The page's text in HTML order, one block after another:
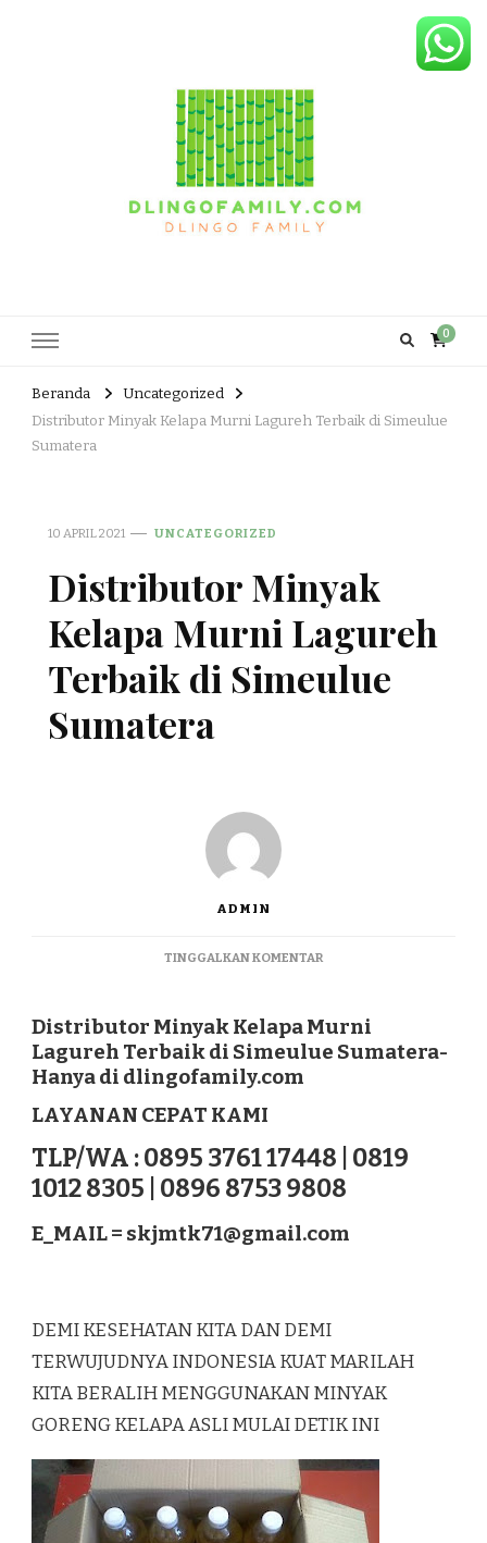
0
Beranda
Uncategorized
Distributor Minyak Kelapa Murni Lagureh Terbaik di Simeulue
Sumatera
10 APRIL 2021 UNCATEGORIZED
Distributor Minyak
Kelapa Murni Lagureh
Terbaik di Simeulue
Sumatera
ADMIN
TINGGALKAN KOMENTARPADA
KELAPA
MURNI
LAGUREH
Distributor Minyak Kelapa Murni
Lagureh Terbaik di Simeulue Sumatera-
Hanya di dlingofamily.com
LAYANAN CEPAT KAMI
TLP/WA : 0895 3761 17448 | 0819
1012 8305 | 0896 8753 9808
E_MAIL = skjmtk71@gmail.com
DEMI KESEHATAN KITA DAN DEMI
TERWUJUDNYA INDONESIA KUAT MARILAH
KITA BERALIH MENGGUNAKAN MINYAK
GORENG KELAPA ASLI MULAI DETIK INI